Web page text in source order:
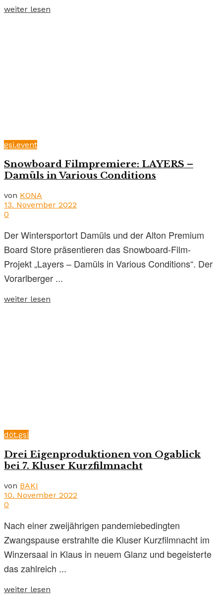
weiter lesen
gsi.event
Snowboard Filmpremiere: LAYERS –
Damüls in Various Conditions
von KONA
13. November 2022
0
Der Wintersportort Damüls und der Alton Premium
Board Store präsentieren das Snowboard-Film-
Projekt „Layers – Damüls in Various Conditions“. Der
Vorarlberger ...
weiter lesen
döt.gsi
Drei Eigenproduktionen von Ogablick
bei 7. Kluser Kurzfilmnacht
von BAKI
10. November 2022
0
Nach einer zweijährigen pandemiebedingten
Zwangspause erstrahlte die Kluser Kurzfilmnacht im
Winzersaal in Klaus in neuem Glanz und begeisterte
das zahlreich ...
weiter lesen